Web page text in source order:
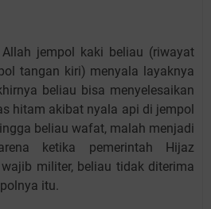
jempol kaki beliau (riwayat
tangan kiri) menyala layaknya
beliau bisa menyelesaikan
hitam akibat nyala api di jempol
beliau wafat, malah menjadi
ketika pemerintah Hijaz
militer, beliau tidak diterima
itu.